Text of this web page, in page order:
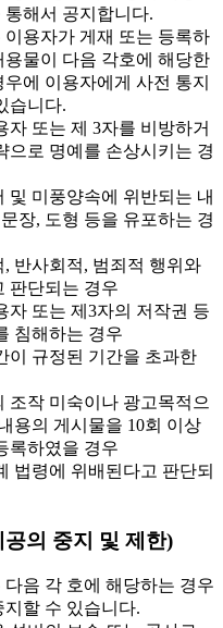
해서 공지합니다.
용자가 게재 또는 등록하
용물이 다음 각호에 해당한
에 이용자에게 사전 통지
습니다.
자 또는 제 3자를 비방하거
으로 명예를 손상시키는 경
및 미풍양속에 위반되는 내
장, 도형 등을 유포하는 경
, 반사회적, 범죄적 행위와
판단되는 경우
자 또는 제3자의 저작권 등
침해하는 경우
이 규정된 기간을 초과한
조작 미숙이나 광고목적으
용의 게시물을 10회 이상
록하였을 경우
법령에 위배된다고 판단되
의 중지 및 제한)
음 각 호에 해당하는 경우
할 수 있습니다.